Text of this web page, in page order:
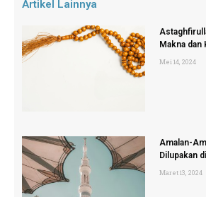
Artikel Lainnya
Makna dan
Mei 14, 2024
Amalan-
Dilupakan
Maret 13, 2024